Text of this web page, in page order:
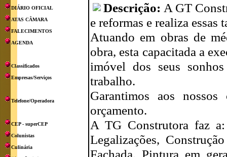
DIÁRIO OFICIAL
ATAS CÂMARA
FALECIMENTOS
AGENDA
Classificados
Empresas/Serviços
Telefone/Operadora
CEP - superCEP
Colunistas
Culinária
Descrição: A GT
e reformas e realiza essas
Atuando em obras de
obra, esta capacitada a
imóvel dos seus
trabalho.
Garantimos aos
orçamento.
A TG Construtora faz
Legalizações,
Fachada, Pintura em